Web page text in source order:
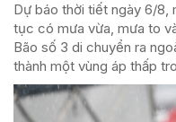
Dự báo thời tiết ngày 6/8,
tục có mưa vừa, mưa to
Bão số 3 di chuyển ra
thành một vùng áp thấp